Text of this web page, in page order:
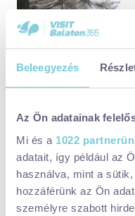
Beleegyezés
Az Ön adatainak
Mi és a 1022
adatait, így például az
használva, mint a
hozzáférünk az Ön
személyre szabott
Figyeljetek a sötétben a
csúszósabb talajra. Legyen
termoszban vagy